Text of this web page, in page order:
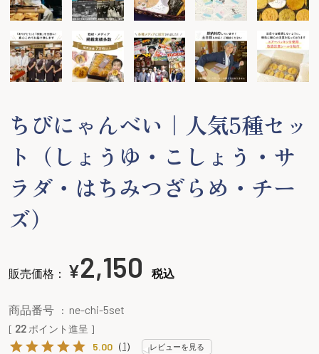
ちびにゃんべい｜人気5種セッ
ト（しょうゆ・こしょう・サ
ラダ・はちみつざらめ・チー
ズ）
販売価格： ¥2,150 税込
商品番号 ne-chi-5set
[ 22ポイント進呈 ]
5.00（1） レビューを見る